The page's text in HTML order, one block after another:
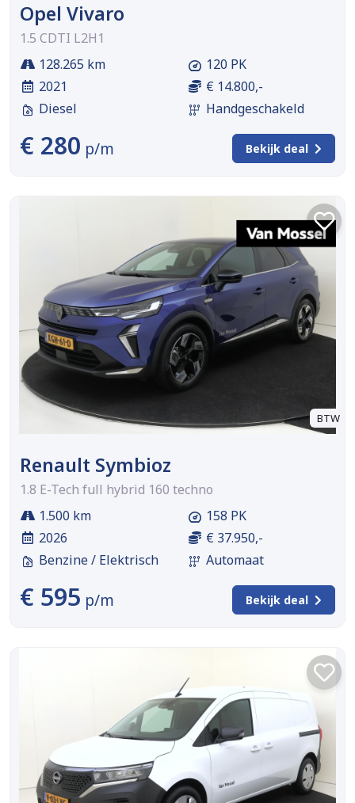
Opel Vivaro
1.5 CDTI L2H1
128.265 km
2021
Diesel
120 PK
€ 14.800,-
Handgeschakeld
€ 280 p/m Bekijk deal
BTW
Renault Symbioz
1.8 E-Tech full hybrid 160 techno
1.500 km
2026
Benzine / Elektrisch
158 PK
€ 37.950,-
Automaat
€ 595 p/m Bekijk deal